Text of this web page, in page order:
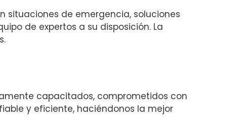
situaciones de emergencia, soluciones
de expertos a su disposición. La
capacitados, comprometidos con
y eficiente, haciéndonos la mejor